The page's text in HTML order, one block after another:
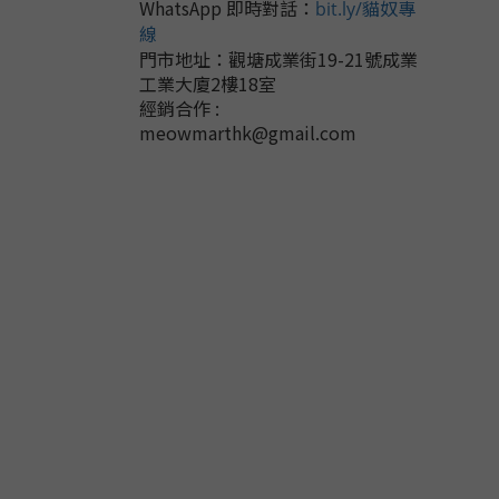
WhatsApp 即時對話 ： bit.ly/貓奴專
線
門市地址： 觀塘成業街19-21號成業
工業大廈2樓18室
經銷合作 :
meowmarthk@gmail.com